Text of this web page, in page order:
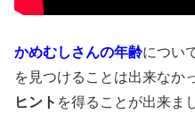
かめむしさんの年齢につい
を見つけることは出来なか
ヒント を得ることが出来ま